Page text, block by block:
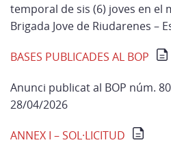
temporal de sis (6) joves en el
Brigada Jove de Riudarenes –
BASES PUBLICADES AL BOP
Anunci publicat al BOP núm.
28/04/2026
ANNEX I – SOL·LICITUD